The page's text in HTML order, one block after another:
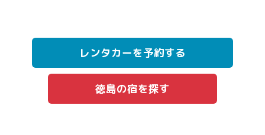
レンタカーを予約する
徳島の宿を探す